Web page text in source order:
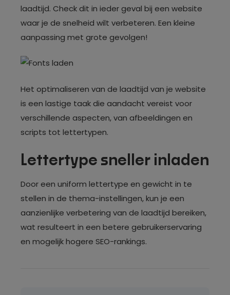
laadtijd. Check dit in ieder geval bij een website
waar je de snelheid wilt verbeteren. Een kleine
aanpassing met grote gevolgen!
Het optimaliseren van de laadtijd van je website
is een lastige taak die aandacht vereist voor
verschillende aspecten, van afbeeldingen en
scripts tot lettertypen.
Lettertype sneller inladen
Door een uniform lettertype en gewicht in te
stellen in de thema-instellingen, kun je een
aanzienlijke verbetering van de laadtijd bereiken,
wat resulteert in een betere gebruikerservaring
en mogelijk hogere SEO-rankings.